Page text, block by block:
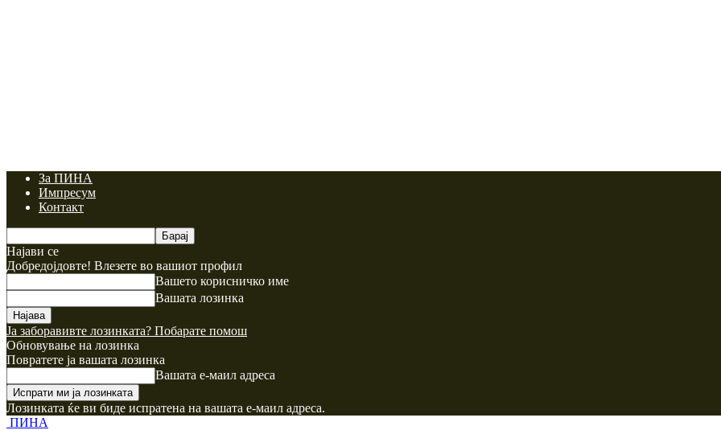
За ПИНА
Импресум
Контакт
Најави се
Добредојдовте! Влезете во вашиот профил
Вашето корисничко име
Вашата лозинка
Ја заборавивте лозинката? Побарате помош
Обновување на лозинка
Повратете ја вашата лозинка
Вашата е-маил адреса
Лозинката ќе ви биде испратена на вашата е-маил адреса.
ПИНА